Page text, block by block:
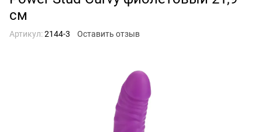
см
Артикул:2144-3 Оставить отзыв